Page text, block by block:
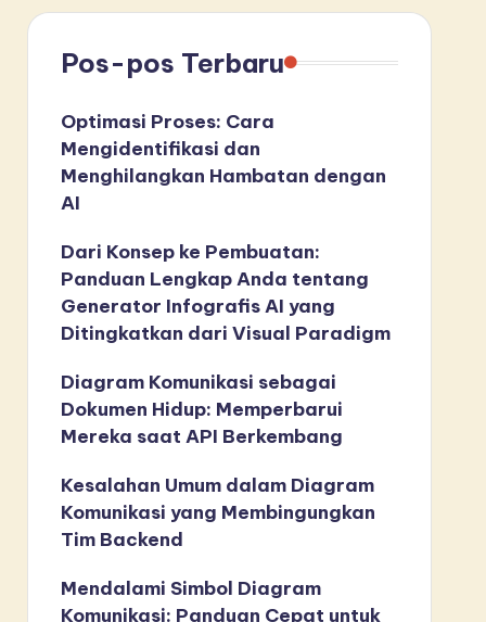
Pos-pos Terbaru
Optimasi Proses: Cara
Mengidentifikasi dan
Menghilangkan Hambatan dengan
AI
Dari Konsep ke Pembuatan:
Panduan Lengkap Anda tentang
Generator Infografis AI yang
Ditingkatkan dari Visual Paradigm
Diagram Komunikasi sebagai
Dokumen Hidup: Memperbarui
Mereka saat API Berkembang
Kesalahan Umum dalam Diagram
Komunikasi yang Membingungkan
Tim Backend
Mendalami Simbol Diagram
Komunikasi: Panduan Cepat untuk